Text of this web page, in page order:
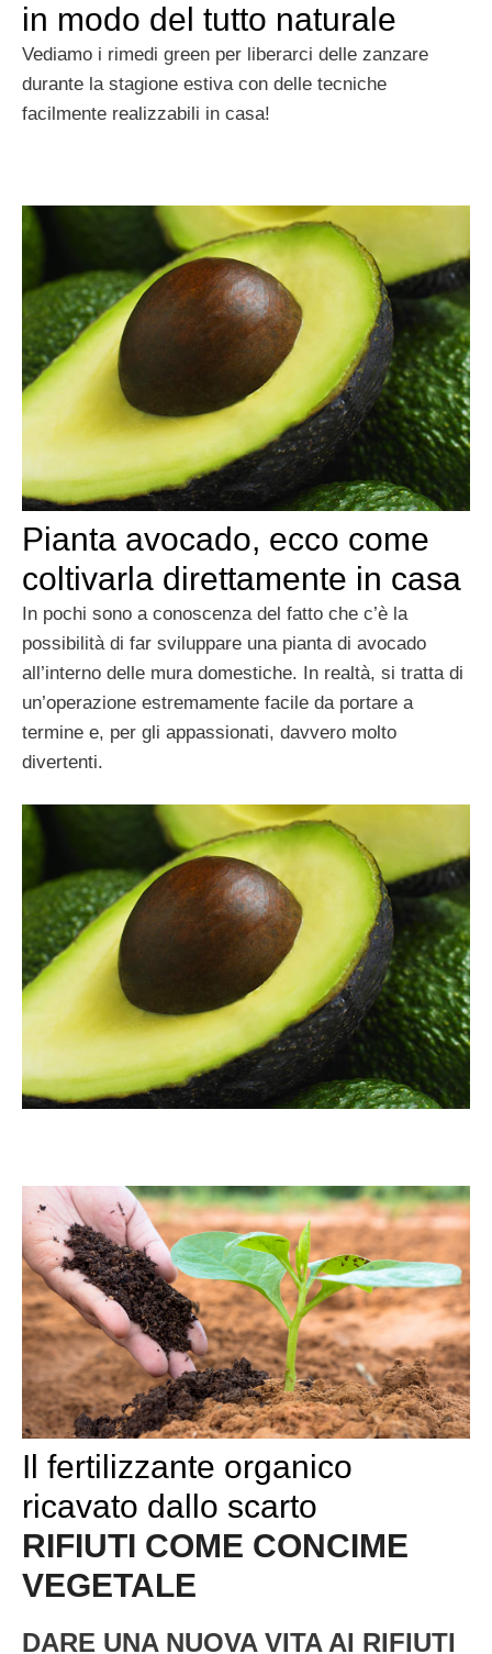
in modo del tutto naturale
Vediamo i rimedi green per liberarci delle zanzare
durante la stagione estiva con delle tecniche
facilmente realizzabili in casa!
Pianta avocado, ecco come
coltivarla direttamente in casa
In pochi sono a conoscenza del fatto che c’è la
possibilità di far sviluppare una pianta di avocado
all’interno delle mura domestiche. In realtà, si tratta di
un’operazione estremamente facile da portare a
termine e, per gli appassionati, davvero molto
divertenti.
Il fertilizzante organico
ricavato dallo scarto
RIFIUTI COME CONCIME
VEGETALE
DARE UNA NUOVA VITA AI RIFIUTI